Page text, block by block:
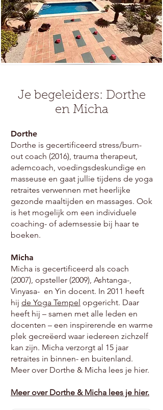
Je begeleiders: Dorthe
en Micha
Dorthe
Dorthe is gecertificeerd stress/burn-
out coach (2016), trauma therapeut,
ademcoach, voedingsdeskundige en
masseuse en gaat jullie tijdens de yoga
retraites verwennen met heerlijke
gezonde maaltijden en massages. Ook
is het mogelijk om een individuele
coaching- of ademsessie bij haar te
boeken.
Micha
Micha is gecertificeerd als coach
(2007), opsteller (2009), Ashtanga-,
Vinyasa- en Yin docent. In 2011 heeft
hij de Yoga Tempel opgericht. Daar
heeft hij – samen met alle leden en
docenten – een inspirerende en warme
plek gecreëerd waar iedereen zichzelf
kan zijn. Micha verzorgt al 15 jaar
retraites in binnen- en buitenland.
Meer over Dorthe & Micha lees je hier.
Meer over Dorthe & Micha lees je hier.